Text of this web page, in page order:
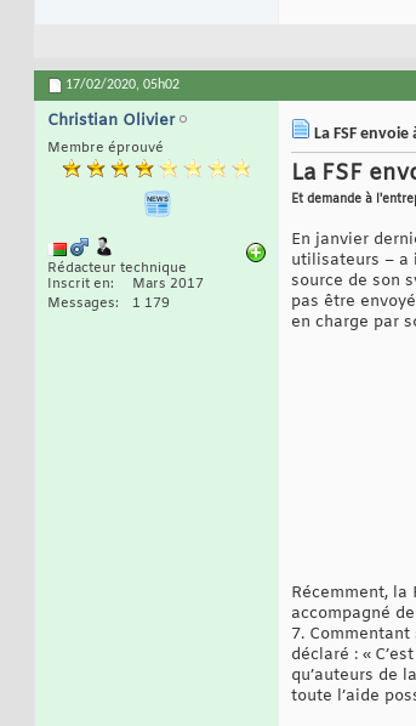
17/02/2020, 05h02
Christian Olivier
Membre éprouvé
Rédacteur technique
Inscrit en
Mars 2017
Messages
1 179
La FSF
La FSF
Et demande à
En janvier
utilisateurs – a
source de son
pas être
en charge par
Récemment, la
accompagné
7.
déclaré : «
qu’auteurs de
toute l’aide